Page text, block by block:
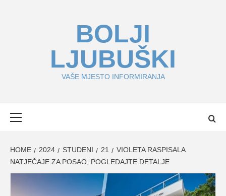
BOLJI
LJUBUŠKI
VAŠE MJESTO INFORMIRANJA
HOME 2024 STUDENI 21
VIOLETA RASPISALA
NATJEČAJE ZA POSAO, POGLEDAJTE DETALJE